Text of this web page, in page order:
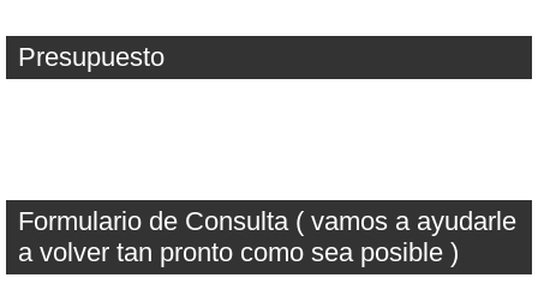
Presupuesto
Formulario de Consulta ( vamos a ayudarle
a volver tan pronto como sea posible )